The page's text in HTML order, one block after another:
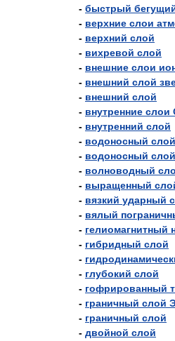
- быстрый
- верхние слои
- верхний слой
- вихревой слой
- внешние слои
- внешний слой
- внешний слой
- внутренние слои
- внутренний слой
- водоносный слой
- водоносный слой
- волноводный
- выращенный
- вязкий ударный
- вялый
- гелиомагнитный
- гибридный слой
-
- глубокий слой
- гофрированный
- граничный слой
- граничный слой
- двойной слой